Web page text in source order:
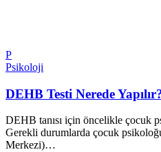
P
Psikoloji
DEHB Testi Nerede
DEHB tanısı için öncelikle çocuk
Gerekli durumlarda çocuk
Merkezi)…